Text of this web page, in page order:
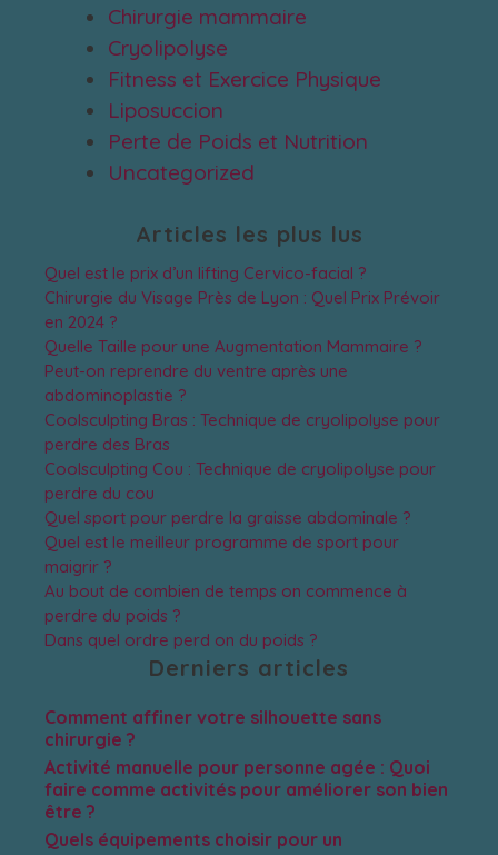
Chirurgie mammaire
Cryolipolyse
Fitness et Exercice Physique
Liposuccion
Perte de Poids et Nutrition
Uncategorized
Articles les plus lus
Quel est le prix d’un lifting Cervico-facial ?
Chirurgie du Visage Près de Lyon : Quel Prix Prévoir
en 2024 ?
Quelle Taille pour une Augmentation Mammaire ?
Peut-on reprendre du ventre après une
abdominoplastie ?
Coolsculpting Bras : Technique de cryolipolyse pour
perdre des Bras
Coolsculpting Cou : Technique de cryolipolyse pour
perdre du cou
Quel sport pour perdre la graisse abdominale ?
Quel est le meilleur programme de sport pour
maigrir ?
Au bout de combien de temps on commence à
perdre du poids ?
Dans quel ordre perd on du poids ?
Derniers articles
Comment affiner votre silhouette sans
chirurgie ?
Activité manuelle pour personne agée : Quoi
faire comme activités pour améliorer son bien
être ?
Quels équipements choisir pour un